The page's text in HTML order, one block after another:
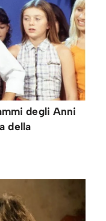
degli Anni
della